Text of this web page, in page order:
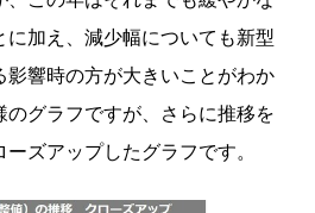
に加え、減少幅についても新型
影響時の方が大きいことがわか
のグラフですが、さらに推移を
ズアップしたグラフです。